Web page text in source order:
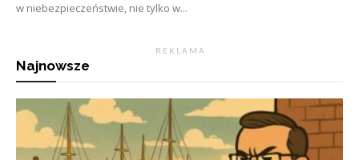
w niebezpieczeństwie, nie tylko w...
R E K L A M A
Najnowsze